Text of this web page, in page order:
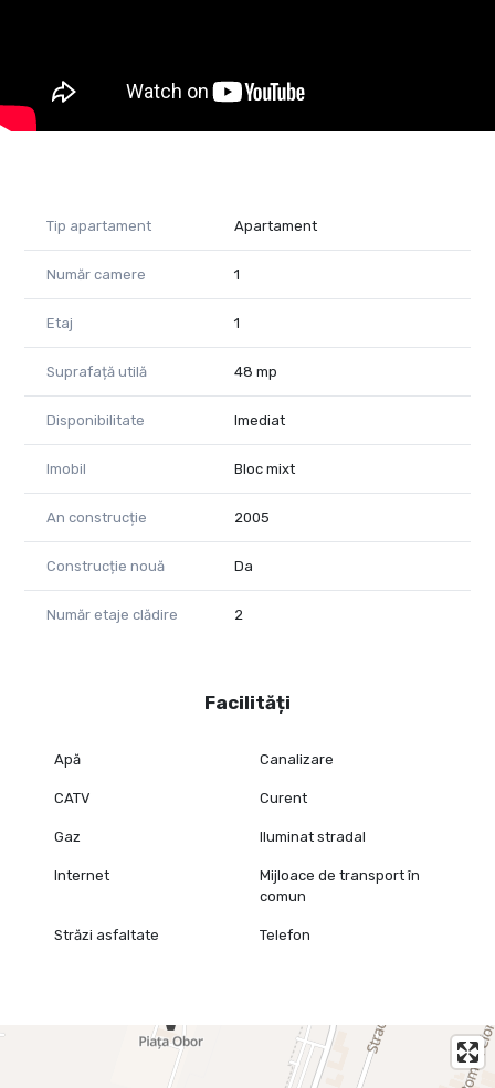
Tip apartament Apartament
Număr camere 1
Etaj 1
Suprafață utilă 48 mp
Disponibilitate Imediat
Imobil Bloc mixt
An construcție 2005
Construcție nouă Da
Număr etaje clădire 2
Facilități
Apă Canalizare
CATV Curent
Gaz Iluminat stradal
Internet
Mijloace de transport în
comun
Străzi asfaltate Telefon